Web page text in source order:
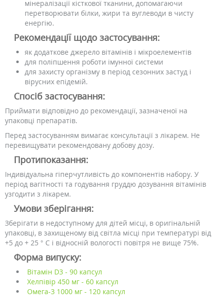
мінералізації кісткової тканини, допомагаючи
перетворювати білки, жири та вуглеводи в чисту
енергію.
Рекомендації щодо застосування:
як додаткове джерело вітамінів і мікроелементів
для поліпшення роботи імунної системи
для захисту організму в період сезонних застуд і
вірусних епідемій.
Спосіб застосування:
Приймати відповідно до рекомендації, зазначеної на
упаковці препаратів.
Перед застосуванням вимагає консультації з лікарем. Не
перевищувати рекомендовану добову дозу.
Протипоказання:
Індивідуальна гіперчутливість до компонентів набору. У
період вагітності та годування груддю дозування вітамінів
узгодити з лікарем.
Умови зберігання:
Зберігати в недоступному для дітей місці, в оригінальній
упаковці, в захищеному від світла місці при температурі від
+5 до + 25 ° С і відносній вологості повітря не вище 75%.
Форма випуску:
Вітамін D3 - 90 капсул
Хелпівір 450 мг - 60 капсул
Омега-3 1000 мг - 120 капсул